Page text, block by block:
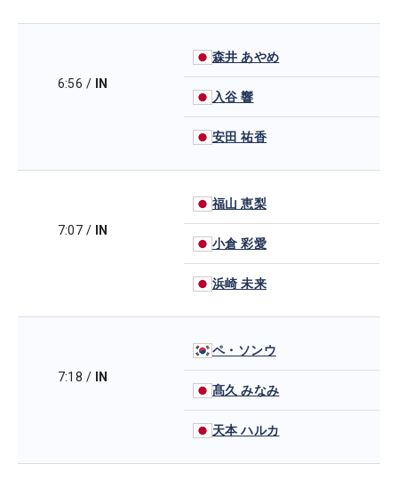
6:56 / IN
森井 あやめ
入谷 響
安田 祐香
7:07 / IN
福山 恵梨
小倉 彩愛
浜崎 未来
7:18 / IN
ペ・ソンウ
髙久 みなみ
天本 ハルカ